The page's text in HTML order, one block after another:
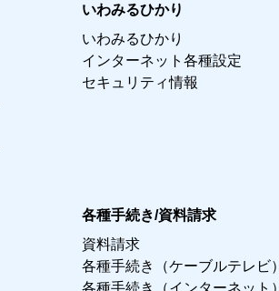
いわみるひかり
いわみるひかり
インターネット各種設定
セキュリティ情報
各種手続き/資料請求
資料請求
各種手続き（ケーブルテレビ）
各種手続き（インターネット）